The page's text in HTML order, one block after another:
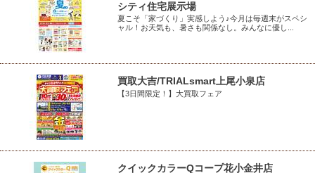
シティ住宅展示場
夏こそ「家づくり」実感しよう♪今月は毎週末がスペシ
ャル！お天気も、暑さも関係なし。みんなに優し...
買取大吉/TRIALsmart上尾小泉店
【3日間限定！】大買取フェア
クイックカラーQコープ花小金井店